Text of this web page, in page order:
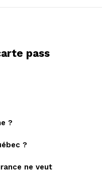
pass
?
?
ne veut